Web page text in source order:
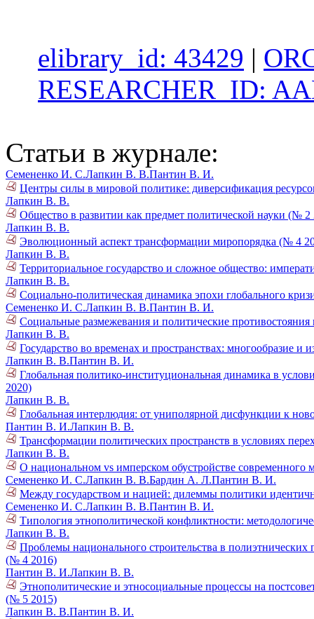
elibrary_id: 43429 |
RESEARCHER_ID:
Статьи в журнале:
Семененко И. С.Лапкин В. В.Пантин В. И.
Центры силы в мировой политике: диверсификация
Лапкин В. В.
Общество в развитии как предмет политической науки (№ 2
Лапкин В. В.
Эволюционный аспект трансформации миропорядка (№ 4
Лапкин В. В.
Территориальное государство и сложное общество:
Лапкин В. В.
Социально-политическая динамика эпохи глобального
Семененко И. С.Лапкин В. В.Пантин В. И.
Социальные размежевания и политические
Лапкин В. В.
Государство во временах и пространствах: многообразие и
Лапкин В. В.Пантин В. И.
Глобальная политико-институциональная динамика в
2020)
Лапкин В. В.
Глобальная интерлюдия: от униполярной дисфункции к
Пантин В. И.Лапкин В. В.
Трансформации политических пространств в условиях
Лапкин В. В.
О национальном vs имперском обустройстве современного
Семененко И. С.Лапкин В. В.Бардин А. Л.Пантин В. И.
Между государством и нацией: дилеммы политики
Семененко И. С.Лапкин В. В.Пантин В. И.
Типология этнополитической конфликтности:
Лапкин В. В.
Проблемы национального строительства в полиэтнических
(№ 4 2016)
Пантин В. И.Лапкин В. В.
Этнополитические и этносоциальные процессы на
(№ 5 2015)
Лапкин В. В.Пантин В. И.